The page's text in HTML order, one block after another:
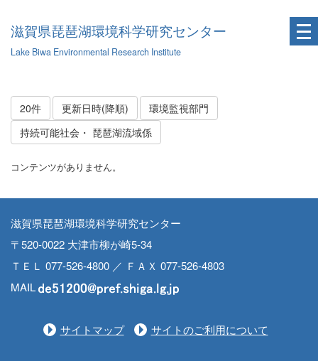
滋賀県琵琶湖環境科学研究センター
Lake Biwa Environmental Research Institute
20件 更新日時(降順)
環境監視部門
持続可能社会・ 琵琶湖流域係
コンテンツがありません。
滋賀県琵琶湖環境科学研究センター
〒520-0022 大津市柳が崎5-34
ＴＥＬ 077-526-4800 ／ ＦＡＸ 077-526-4803
MAIL
サイトマップ サイトのご利用について